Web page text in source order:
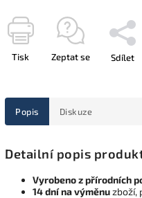
Tisk Zeptat se Sdílet
Popis Diskuze
Detailní popis
Vyrobeno z přírodních
14 dní na výměnuzboží,